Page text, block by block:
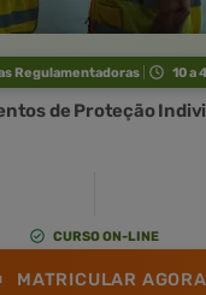
Regulamentadoras 10 a
de Proteção
CURSO ON-LINE
MATRICULAR AGORA